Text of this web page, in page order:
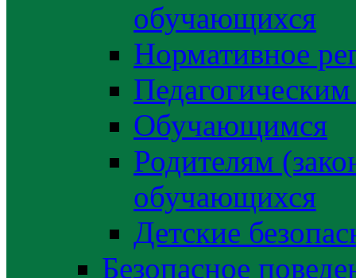
обучающихся
Нормативное
Обучающимся
Родителям
обучающихся
Детские
Безопасное